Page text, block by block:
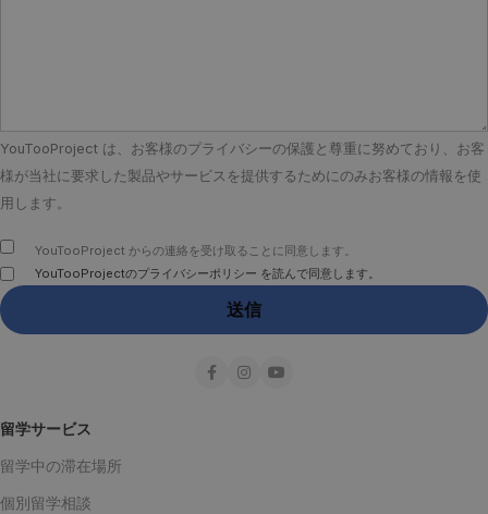
YouTooProject は、お客様のプライバシーの保護と尊重に努めており、お客
様が当社に要求した製品やサービスを提供するためにのみお客様の情報を使
用します。
YouTooProject からの連絡を受け取ることに同意します。
YouTooProjectのプライバシーポリシー を読んで同意します。
留学サービス
留学中の滞在場所
個別留学相談